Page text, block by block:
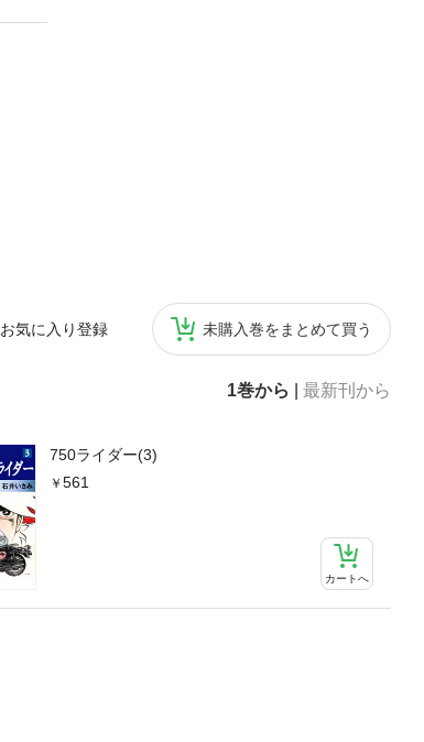
お気に入り登録 未購入巻をまとめて買う
1巻から 最新刊から
750ライダー(3)
561
カートへ